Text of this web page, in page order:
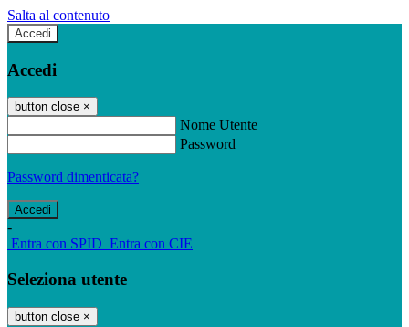
Salta al contenuto
Accedi
Accedi
button close ×
Nome Utente
Password
Password dimenticata?
-
Entra con SPID Entra con CIE
Seleziona utente
button close ×